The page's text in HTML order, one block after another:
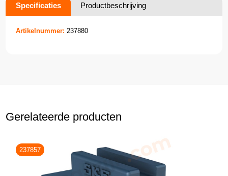
Specificaties Productbeschrijving
Artikelnummer: 237880
Gerelateerde producten
237857